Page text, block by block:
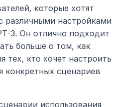
которые хотят
различными настройками
3. Он отлично подходит
больше о том, как
тех, кто хочет настроить
конкретных сценариев
использования